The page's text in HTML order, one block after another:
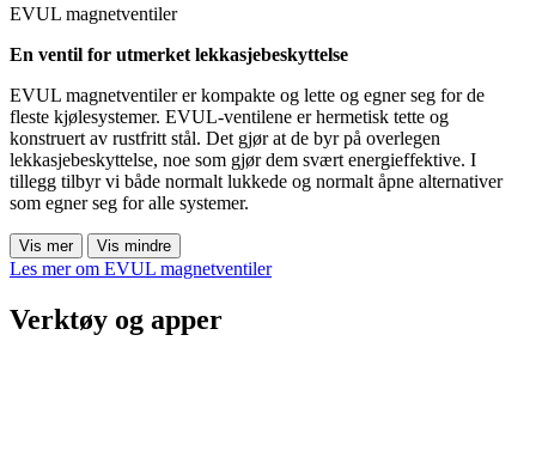
EVUL magnetventiler
En ventil for utmerket lekkasjebeskyttelse
EVUL magnetventiler er kompakte og lette og egner seg for de
fleste kjølesystemer. EVUL-ventilene er hermetisk tette og
konstruert av rustfritt stål. Det gjør at de byr på overlegen
lekkasjebeskyttelse, noe som gjør dem svært energieffektive. I
tillegg tilbyr vi både normalt lukkede og normalt åpne alternativer
som egner seg for alle systemer.
Vis mer Vis mindre
Les mer om EVUL magnetventiler
Verktøy og apper